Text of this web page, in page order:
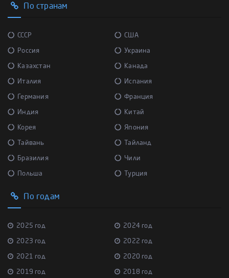
По странам
СССР США
Россия Украина
Казахстан Канада
Италия Испания
Германия Франция
Индия Китай
Корея Япония
Тайвань Тайланд
Бразилия Чили
Польша Турция
По годам
2025 год 2024 год
2023 год 2022 год
2021 год 2020 год
2019 год 2018 год